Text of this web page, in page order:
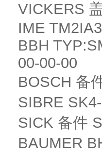
VICKERS
IME
BBH
00-00-00
BOSCH 备
SIBRE
SICK 备件
BAUMER